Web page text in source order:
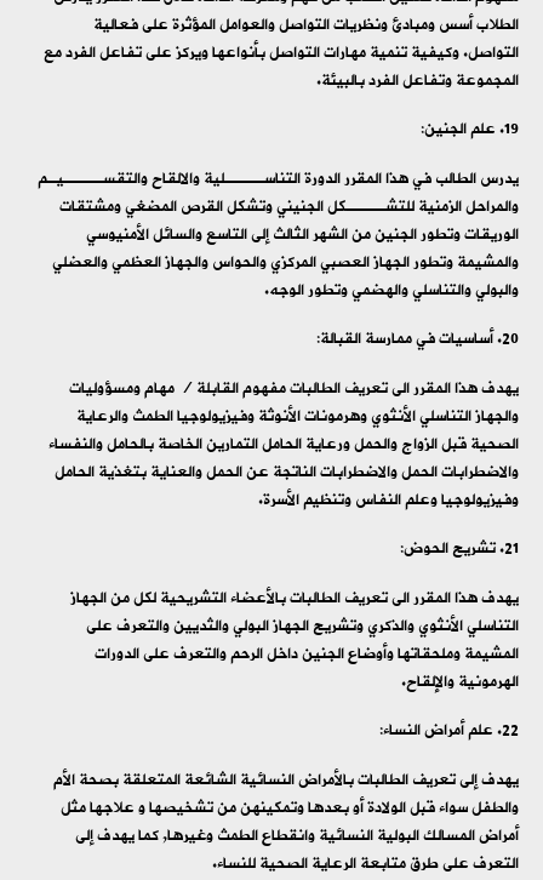
الطلاب أسس ومبادئ ونظريات التواصل والعوامل المؤثرة على فعالية
التواصل. وكيفية تنمية مهارات التواصل بأنواعها ويركز على تفاعل الفرد مع
المجموعة وتفاعل الفرد بالبيئة.
علم الجنين:
يدرس الطالب في هذا المقرر الدورة التناســــلية والالقاح والتقســــيـم
والمراحل الزمنية للتشــــكل الجنيني وتشكل القرص المضغي ومشتقات
الوريقات وتطور الجنين من الشهر الثالث إلى التاسع والسائل الأمنيوسي
والمشيمة وتطور الجهاز العصبي المركزي والحواس والجهاز العظمي والعضلي
والبولي والتناسلي والهضمي وتطور الوجه.
أساسيات في ممارسة القبالة:
يهدف هذا المقرر الى تعريف الطالبات مفهوم القابلة / مهام ومسؤوليات
والجهاز التناسلي الأنثوي وهرمونات الأنوثة وفيزيولوجيا الطمث والرعاية
الصحية قبل الزواج والحمل ورعاية الحامل التمارين الخاصة بالحامل والنفساء
والاضطرابات الحمل والاضطرابات الناتجة عن الحمل والعناية بتغذية الحامل
وفيزيولوجيا وعلم النفاس وتنظيم الأسرة.
تشريح الحوض:
يهدف هذا المقرر الى تعريف الطالبات بالأعضاء التشريحية لكل من الجهاز
التناسلي الأنثوي والذكري وتشريح الجهاز البولي والثديين والتعرف على
المشيمة وملحقاتها وأوضاع الجنين داخل الرحم والتعرف على الدورات
الهرمونية والإلقاح.
علم أمراض النساء:
يهدف إلى تعريف الطالبات بالأمراض النسائية الشائعة المتعلقة بصحة الأم
والطفل سواء قبل الولادة أو بعدها وتمكينهن من تشخيصها و علاجها مثل
أمراض المسالك البولية النسائية وانقطاع الطمث وغيرها, كما يهدف إلى
التعرف على طرق متابعة الرعاية الصحية للنساء.